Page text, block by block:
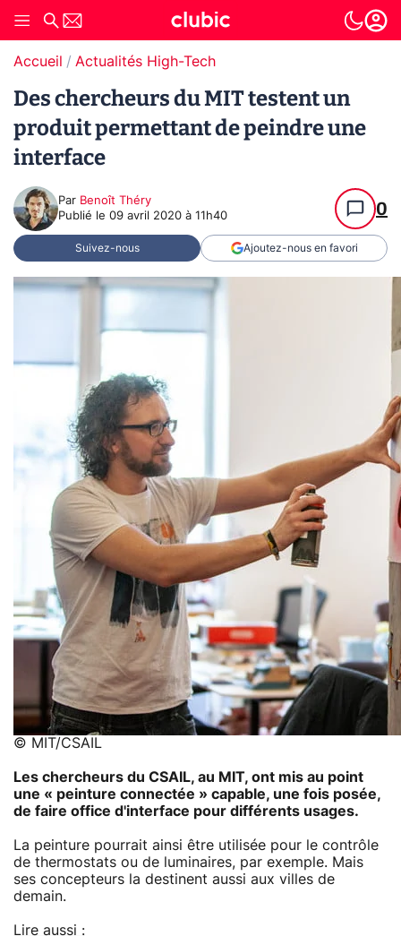
Accueil Actualités High-Tech
Des chercheurs du MIT testent un
produit permettant de peindre une
interface
Par Benoît Théry
Publié le 09 avril 2020 à 11h40 0
Suivez-nous Ajoutez-nous en favori
© MIT/CSAIL
Les chercheurs du CSAIL, au MIT, ont mis au point
une « peinture connectée » capable, une fois posée,
de faire office d'interface pour différents usages.
La peinture pourrait ainsi être utilisée pour le contrôle
de thermostats ou de luminaires, par exemple. Mais
ses concepteurs la destinent aussi aux villes de
demain.
Lire aussi :